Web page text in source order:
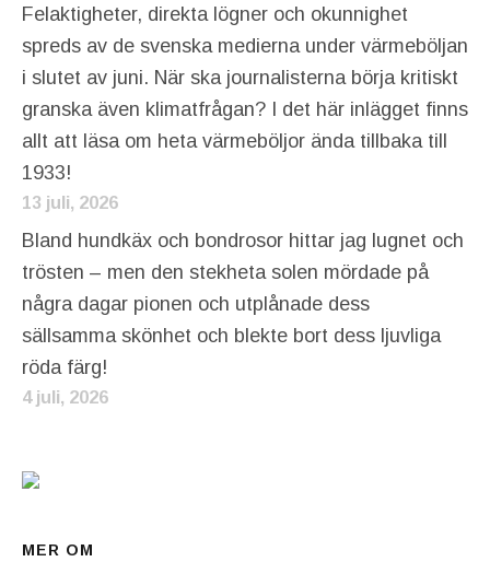
Felaktigheter, direkta lögner och okunnighet
spreds av de svenska medierna under värmeböljan
i slutet av juni. När ska journalisterna börja kritiskt
granska även klimatfrågan? I det här inlägget finns
allt att läsa om heta värmeböljor ända tillbaka till
1933!
13 juli, 2026
Bland hundkäx och bondrosor hittar jag lugnet och
trösten – men den stekheta solen mördade på
några dagar pionen och utplånade dess
sällsamma skönhet och blekte bort dess ljuvliga
röda färg!
4 juli, 2026
MER OM